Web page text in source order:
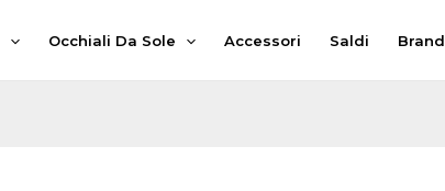
Occhiali Da Sole Accessori Saldi Brand